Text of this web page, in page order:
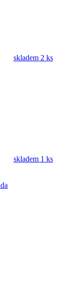
skladem 2 ks
skladem 1 ks